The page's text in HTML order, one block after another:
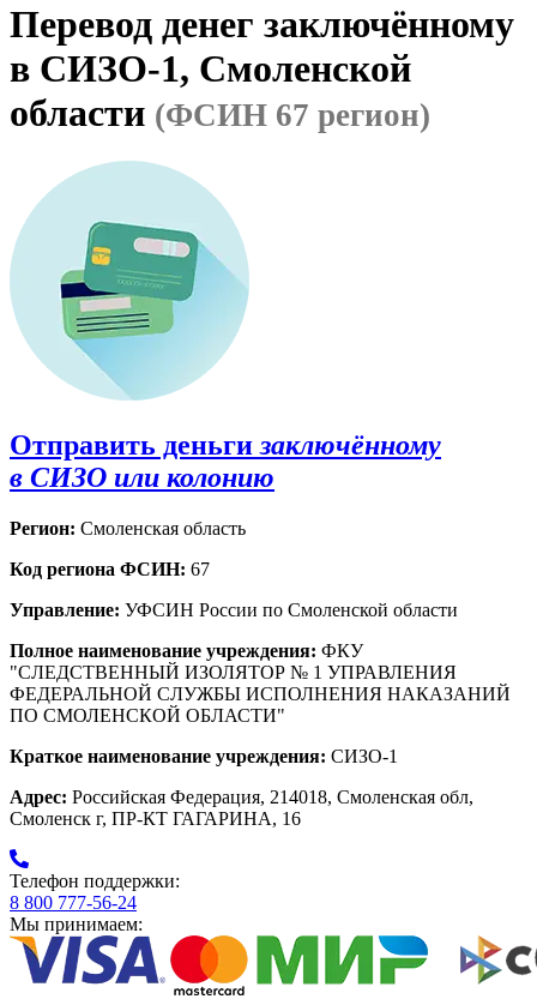
Перевод денег заключённому
в СИЗО-1, Смоленской
области (ФСИН 67 регион)
Отправить деньги заключённому
в СИЗО или колонию
Регион: Смоленская область
Код региона ФСИН: 67
Управление: УФСИН России по Смоленской области
Полное наименование учреждения: ФКУ
"СЛЕДСТВЕННЫЙ ИЗОЛЯТОР № 1 УПРАВЛЕНИЯ
ФЕДЕРАЛЬНОЙ СЛУЖБЫ ИСПОЛНЕНИЯ НАКАЗАНИЙ
ПО СМОЛЕНСКОЙ ОБЛАСТИ"
Краткое наименование учреждения: СИЗО-1
Адрес: Российская Федерация, 214018, Смоленская обл,
Смоленск г, ПР-КТ ГАГАРИНА, 16
Телефон поддержки:
8 800 777-56-24
Мы принимаем: